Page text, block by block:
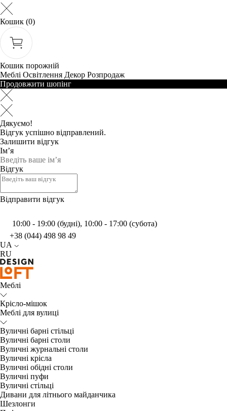
Кошик (0)
Кошик порожній
Меблі Освітлення Декор Розпродаж
Продовжити шопінг
Дякуємо!
Відгук успішно відправлений.
Залишити відгук
Ім’я
Відгук
Відправити відгук
10:00 - 19:00 (будні), 10:00 - 17:00 (субота)
+38 (044) 498 98 49
UA
RU
Меблі
Крісло-мішок
Меблі для вулиці
Вуличні барні стільці
Вуличні барні столи
Вуличні журнальні столи
Вуличні крісла
Вуличні обідні столи
Вуличні пуфи
Вуличні стільці
Дивани для літнього майданчика
Шезлонги